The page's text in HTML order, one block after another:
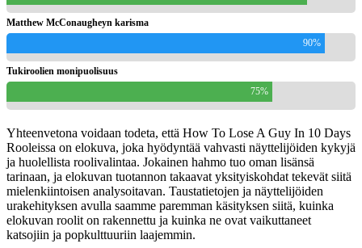
Matthew McConaugheyn karisma
90%
Tukiroolien monipuolisuus
75%
Yhteenvetona voidaan todeta, että How To Lose A Guy In 10 Days
Rooleissa on elokuva, joka hyödyntää vahvasti näyttelijöiden kykyjä
ja huolellista roolivalintaa. Jokainen hahmo tuo oman lisänsä
tarinaan, ja elokuvan tuotannon takaavat yksityiskohdat tekevät siitä
mielenkiintoisen analysoitavan. Taustatietojen ja näyttelijöiden
urakehityksen avulla saamme paremman käsityksen siitä, kuinka
elokuvan roolit on rakennettu ja kuinka ne ovat vaikuttaneet
katsojiin ja popkulttuuriin laajemmin.